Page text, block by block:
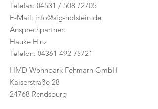
Telefax: 04531 / 508 72705
E-Mail: info@sig-holstein.de
Ansprechpartner:
Hauke Hinz
Telefon: 04361 492 75721
HMD Wohnpark Fehmarn GmbH
Kaiserstraße 28
24768 Rendsburg